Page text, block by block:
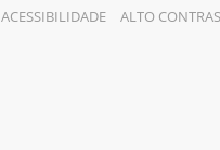
ACESSIBILIDADE ALTO